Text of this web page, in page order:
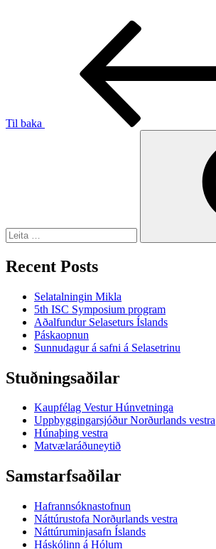
Til baka
Recent Posts
Selatalningin Mikla
5th ISC Symposium program
Aðalfundur Selaseturs Íslands
Páskaopnun
Sunnudagur á safni á Selasetrinu
Stuðningsaðilar
Kaupfélag Vestur Húnvetninga
Uppbyggingarsjóður Norðurlands vestra
Húnaþing vestra
Matvælaráðuneytið
Samstarfsaðilar
Hafrannsóknastofnun
Náttúrustofa Norðurlands vestra
Náttúruminjasafn Íslands
Háskólinn á Hólum